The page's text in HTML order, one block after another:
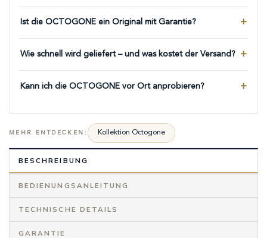
Ist die OCTOGONE ein Original mit Garantie?
Wie schnell wird geliefert – und was kostet der Versand?
Kann ich die OCTOGONE vor Ort anprobieren?
MEHR ENTDECKEN: Kollektion Octogone
BESCHREIBUNG
BEDIENUNGSANLEITUNG
TECHNISCHE DETAILS
GARANTIE